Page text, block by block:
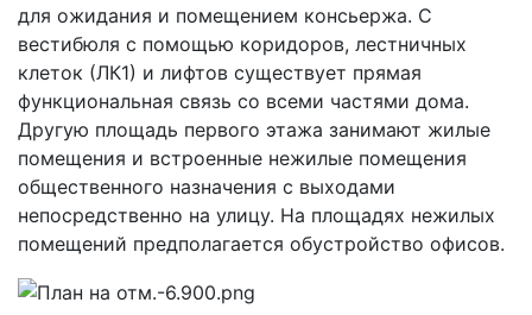
для ожидания и помещением консьержа. С
вестибюля с помощью коридоров, лестничных
клеток (ЛК1) и лифтов существует прямая
функциональная связь со всеми частями дома.
Другую площадь первого этажа занимают жилые
помещения и встроенные нежилые помещения
общественного назначения с выходами
непосредственно на улицу. На площадях нежилых
помещений предполагается обустройство офисов.